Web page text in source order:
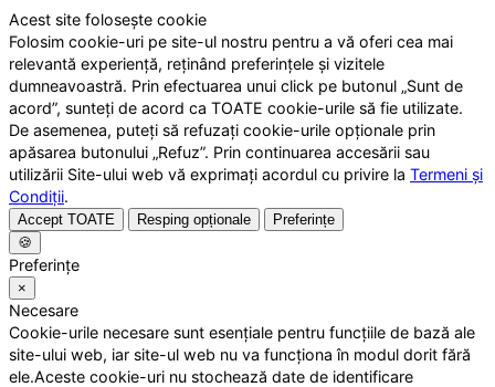
Acest site folosește cookie
Folosim cookie-uri pe site-ul nostru pentru a vă oferi cea mai
relevantă experiență, reținând preferințele și vizitele
dumneavoastră. Prin efectuarea unui click pe butonul „Sunt de
acord”, sunteți de acord ca TOATE cookie-urile să fie utilizate.
De asemenea, puteți să refuzați cookie-urile opționale prin
apăsarea butonului „Refuz”. Prin continuarea accesării sau
utilizării Site-ului web vă exprimați acordul cu privire la Termeni și
Condiții.
Accept TOATE Resping opționale
Preferințe
🍪
Preferințe
×
Necesare
Cookie-urile necesare sunt esențiale pentru funcțiile de bază ale
site-ului web, iar site-ul web nu va funcționa în modul dorit fără
ele.Aceste cookie-uri nu stochează date de identificare